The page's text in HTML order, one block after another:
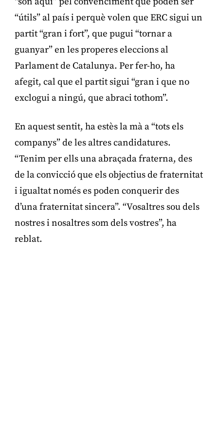
“útils” al país i perquè volen que ERC sigui un
partit “gran i fort”, que pugui “tornar a
guanyar” en les properes eleccions al
Parlament de Catalunya. Per fer-ho, ha
afegit, cal que el partit sigui “gran i que no
exclogui a ningú, que abraci tothom”.
En aquest sentit, ha estès la mà a “tots els
companys” de les altres candidatures.
“Tenim per ells una abraçada fraterna, des
de la convicció que els objectius de fraternitat
i igualtat només es poden conquerir des
d’una fraternitat sincera”. “Vosaltres sou dels
nostres i nosaltres som dels vostres”, ha
reblat.